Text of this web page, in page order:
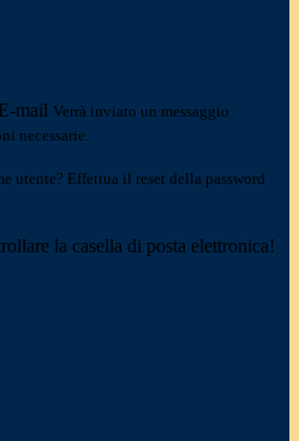
E-mail Verrà inviato un messaggio
necessarie.
utente? Effettua il reset della password
la casella di posta elettronica!